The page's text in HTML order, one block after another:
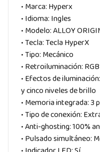
• Marca: Hyperx
• Idioma: Ingles
• Modelo: ALLOY
• Tecla: Tecla HyperX
• Tipo: Mecánico
• Retroiluminación:
• Efectos de
y cinco niveles de brillo
• Memoria integrada: 3
• Tipo de conexión:
• Anti-ghosting: 100%
• Pulsado simultáneo: